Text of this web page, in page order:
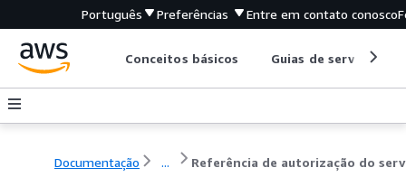
Português Preferências Entre em contato conosco
Conceitos básicos Guias de serviço
Documentação ... Referência de autorização do